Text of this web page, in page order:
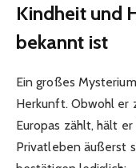
Kindheit und
bekannt ist
Ein großes
Herkunft. Obwohl er
Europas zählt, hält
Privatleben äußerst